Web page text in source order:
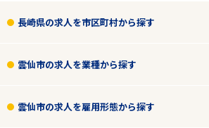
長崎
雲仙市
長崎県の求人を市区町村から探す
雲仙市の求人を業種から探す
雲仙市の求人を雇用形態から探す